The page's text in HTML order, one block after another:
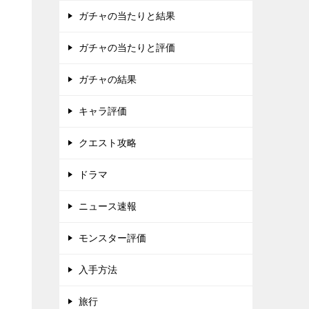
ガチャの当たりと結果
ガチャの当たりと評価
ガチャの結果
キャラ評価
クエスト攻略
ドラマ
ニュース速報
モンスター評価
入手方法
旅行